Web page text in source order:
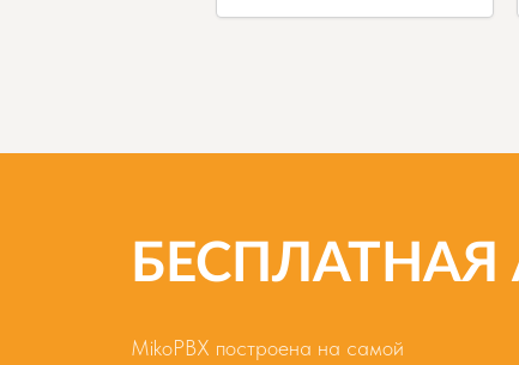
БЕСПЛАТНАЯ
MikoPBX построена на самой